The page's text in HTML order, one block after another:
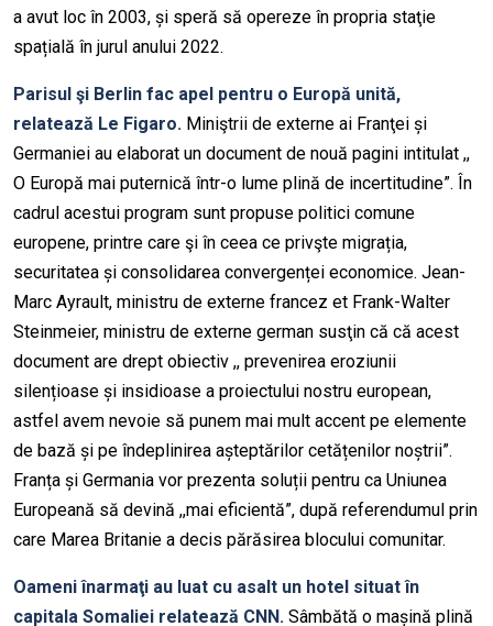
a avut loc în 2003, și speră să opereze în propria staţie
spațială în jurul anului 2022.
Parisul şi Berlin fac apel pentru o Europă unită,
relatează Le Figaro. Miniştrii de externe ai Franţei și
Germaniei au elaborat un document de nouă pagini intitulat ,,
O Europă mai puternică într-o lume plină de incertitudine”. În
cadrul acestui program sunt propuse politici comune
europene, printre care şi în ceea ce privşte migrația,
securitatea și consolidarea convergenței economice. Jean-
Marc Ayrault, ministru de externe francez et Frank-Walter
Steinmeier, ministru de externe german susţin că că acest
document are drept obiectiv ,, prevenirea eroziunii
silențioase și insidioase a proiectului nostru european,
astfel avem nevoie să punem mai mult accent pe elemente
de bază și pe îndeplinirea așteptărilor cetățenilor noștrii”.
Franța și Germania vor prezenta soluții pentru ca Uniunea
Europeană să devină ,,mai eficientă”, după referendumul prin
care Marea Britanie a decis părăsirea blocului comunitar.
Oameni înarmaţi au luat cu asalt un hotel situat în
capitala Somaliei relatează CNN. Sâmbătă o mașină plină